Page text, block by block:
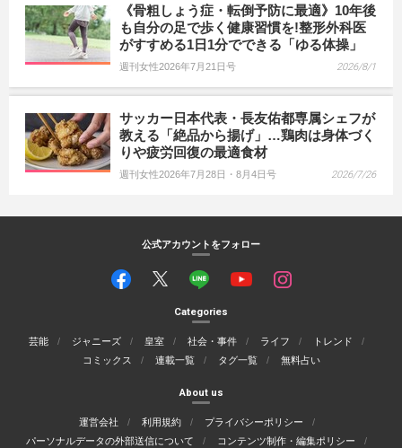
《骨粗しょう症・転倒予防に最適》10年後
も自分の足で歩く健康習慣を!整形外科医
がすすめる1日1分でできる「ゆる体操」
週刊女性2026年7月21日号 2026/8/1
サッカー日本代表・長友佑都専属シェフが
教える「絶品から揚げ」…鶏肉は身体づく
りや疲労回復の最適食材
週刊女性2026年7月28日・8月4日号 2026/7/26
公式アカウントをフォロー
Categories
芸能 ジャニーズ 皇室 社会・事件 ライフ
トレンド
コミックス
連載一覧 タグ一覧 無料占い
About us
運営会社 利用規約
プライバシーポリシー
パーソナルデータの外部送信について
コンテンツ制作・編集ポリシー